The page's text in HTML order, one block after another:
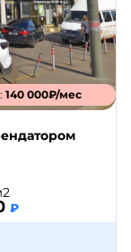
140 000₽/мес
₽